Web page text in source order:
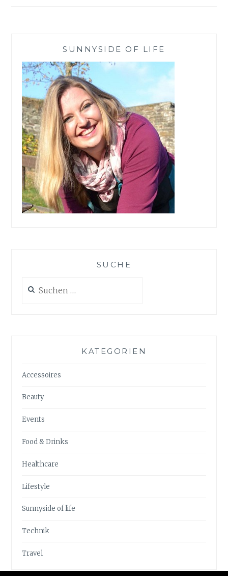
SUNNYSIDE OF LIFE
SUCHE
nach:
KATEGORIEN
Accessoires
Beauty
Events
Food & Drinks
Healthcare
Lifestyle
Sunnyside of life
Technik
Travel